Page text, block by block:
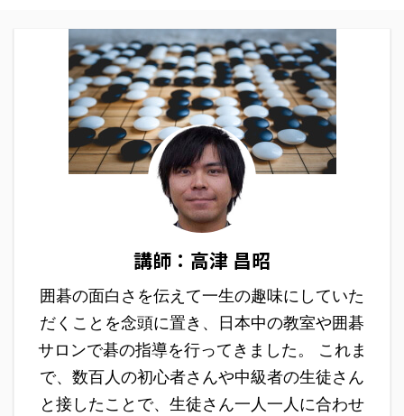
講師：高津 昌昭
囲碁の面白さを伝えて一生の趣味にしていた
だくことを念頭に置き、日本中の教室や囲碁
サロンで碁の指導を行ってきました。 これま
で、数百人の初心者さんや中級者の生徒さん
と接したことで、生徒さん一人一人に合わせ